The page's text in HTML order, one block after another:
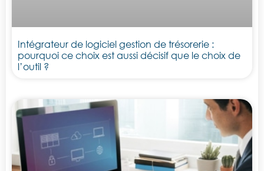
Intégrateur de logiciel gestion de trésorerie :
pourquoi ce choix est aussi décisif que le choix de
l’outil ?